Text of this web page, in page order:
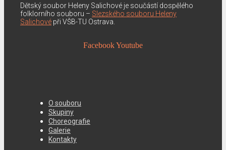
Dětský soubor Heleny Salichové je součástí dospělého
folklorního souboru – Slezského souboru Heleny
Salichové při VŠB-TU Ostrava.
FacebookYoutube
O souboru
Skupiny
Choreografie
Galerie
Kontakty